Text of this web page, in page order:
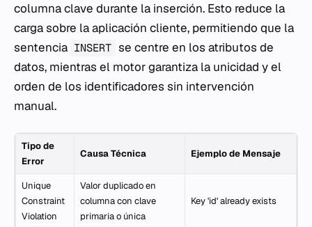
columna clave durante la inserción. Esto reduce la
carga sobre la aplicación cliente, permitiendo que la
sentencia INSERT se centre en los atributos de
datos, mientras el motor garantiza la unicidad y el
orden de los identificadores sin intervención
manual.
Tipo de
Error
Causa Técnica Ejemplo de Mensaje
Unique
Constraint
Violation
Valor duplicado en
columna con clave
primaria o única
Key 'id' already exists